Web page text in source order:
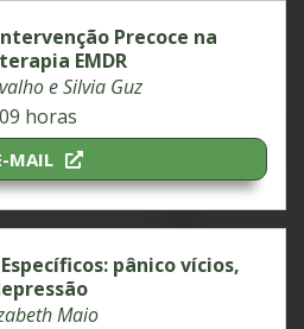
Precoce na
EMDR
e Silvia Guz
09 horas
MAIL
pânico vícios,
Maio